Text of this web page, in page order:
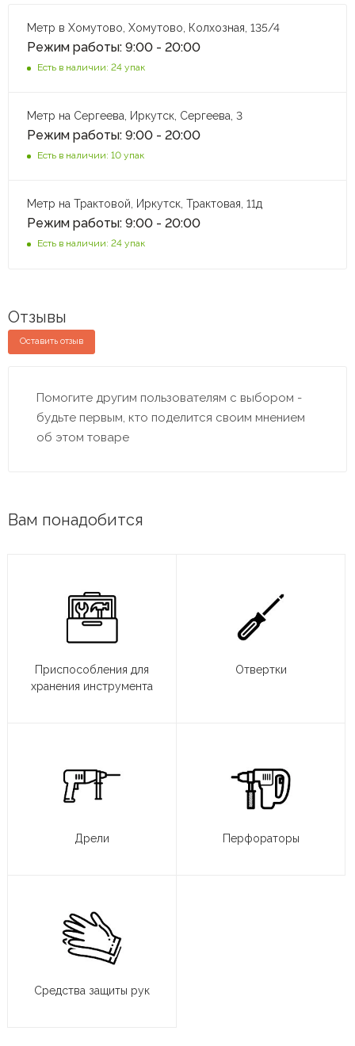
Метр в Хомутово, Хомутово, Колхозная, 135/4
Режим работы: 9:00 - 20:00
Есть в наличии: 24 упак
Метр на Сергеева, Иркутск, Сергеева, 3
Режим работы: 9:00 - 20:00
Есть в наличии: 10 упак
Метр на Трактовой, Иркутск, Трактовая, 11д
Режим работы: 9:00 - 20:00
Есть в наличии: 24 упак
Отзывы
Оставить отзыв
Помогите другим пользователям с выбором -
будьте первым, кто поделится своим мнением
об этом товаре
Вам понадобится
Приспособления для
хранения инструмента
Отвертки
Дрели Перфораторы
Средства защиты рук